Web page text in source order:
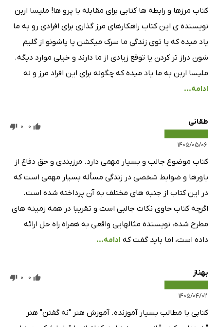
کتاب مرزها و رابطه ها کتابی برای مقابله با پرو ها! ملیسا اربن
نویسنده ی این کتاب راهکارهای مرز گذاری برای افرادی رو به ما
یاد میده که یا توی زندگی ما سرک میکشن یا پاشونو از گلیم
شون دراز تر کردن یا توقع زیادی از ما دارند و خیلی موارد دیگه.
ملیسا اربن به ما یاد میده که چگونه برای این افراد مرز و نه
ادامه...
طقانی
۱۴۰۵/۰۵/۰۶
0
0
کتاب موضوع جالب و بسیار مهمی دارد. مرزبندی و حق دفاع از
باورها و ضوابط شخصی در زندگی مسأله بسیار مهمی است که
در این کتاب از جنبه های مختلف به آن پرداخته شده است.
اگرچه کتاب حاوی نکات جالبی است و تقریبا در همه زمینه های
مطرح شده، نویسنده مثالهایی واقعی به همراه راه حل ارائه
داده است، اما باید گفت که ادامه...
بهناز
۱۴۰۵/۰۴/۰۲
0
0
کتابی با مطالب بسیار آموزنده. آموزش هنر "نه گفتن" هنر